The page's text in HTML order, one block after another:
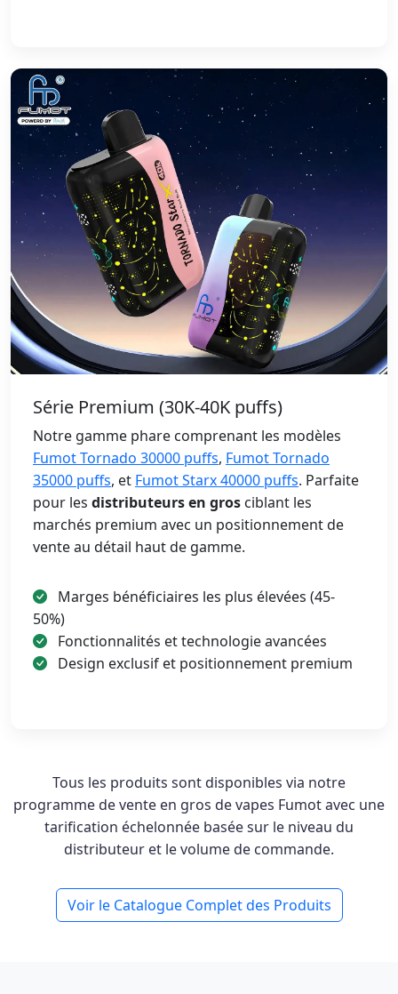
Série Premium (30K-40K puffs)
Notre gamme phare comprenant les modèles
Fumot Tornado 30000 puffs, Fumot Tornado
35000 puffs, et Fumot Starx 40000 puffs. Parfaite
pour les distributeurs en gros ciblant les
marchés premium avec un positionnement de
vente au détail haut de gamme.
Marges bénéficiaires les plus élevées (45-
50%)
Fonctionnalités et technologie avancées
Design exclusif et positionnement premium
Tous les produits sont disponibles via notre
programme de vente en gros de vapes Fumot avec une
tarification échelonnée basée sur le niveau du
distributeur et le volume de commande.
Voir le Catalogue Complet des Produits